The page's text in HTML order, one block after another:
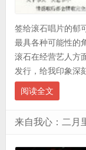
签给滚石唱片的郁
最具各种可能性的
滚石在经营艺人方
发行，给我印象深
阅读全文
来自我心：二月